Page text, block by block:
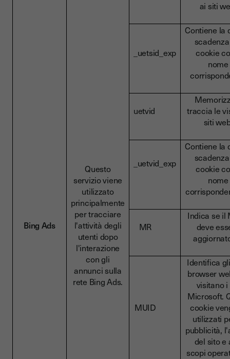
Bing Ads
Questo
servizio viene
utilizzato
principalmente
per tracciare
l'attività degli
utenti dopo
l'interazione
con gli
annunci sulla
rete Bing Ads.
ai siti
_uetsid_exp
Contiene la
cookie
nome
uetvid
traccia le
siti
_uetvid_exp
Contiene la
cookie
nome
MR
Indica se il
deve
MUID
Identifica
browser
visitano
Microsoft.
cookie
utilizzati
pubblicità,
del sito e
scopi